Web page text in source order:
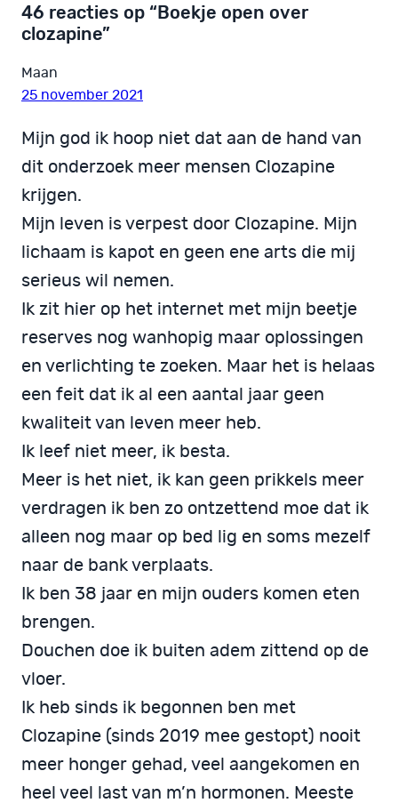
46 reacties op “Boekje open over
clozapine”
Maan
25 november 2021
Mijn god ik hoop niet dat aan de hand van
dit onderzoek meer mensen Clozapine
krijgen.
Mijn leven is verpest door Clozapine. Mijn
lichaam is kapot en geen ene arts die mij
serieus wil nemen.
Ik zit hier op het internet met mijn beetje
reserves nog wanhopig maar oplossingen
en verlichting te zoeken. Maar het is helaas
een feit dat ik al een aantal jaar geen
kwaliteit van leven meer heb.
Ik leef niet meer, ik besta.
Meer is het niet, ik kan geen prikkels meer
verdragen ik ben zo ontzettend moe dat ik
alleen nog maar op bed lig en soms mezelf
naar de bank verplaats.
Ik ben 38 jaar en mijn ouders komen eten
brengen.
Douchen doe ik buiten adem zittend op de
vloer.
Ik heb sinds ik begonnen ben met
Clozapine (sinds 2019 mee gestopt) nooit
meer honger gehad, veel aangekomen en
heel veel last van m’n hormonen. Meeste